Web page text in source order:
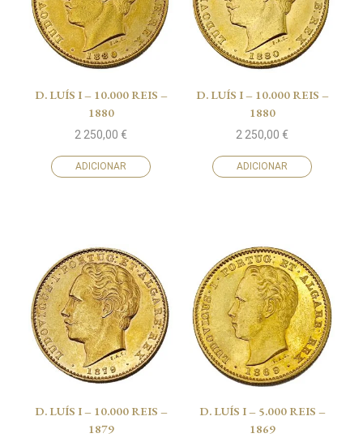
D. LUÍS I – 10.000 REIS –
1880
2 250,00 €
ADICIONAR
D. LUÍS I – 10.000 REIS –
1880
2 250,00 €
ADICIONAR
D. LUÍS I – 10.000 REIS –
1879
D. LUÍS I – 5.000 REIS –
1869